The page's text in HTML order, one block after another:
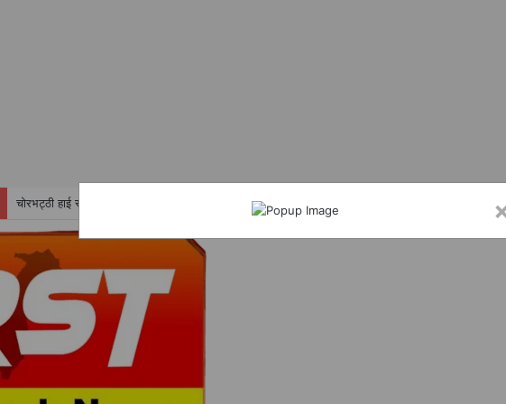
चोरभट्ठी हाई स्कूल में कक्षा 9वीं की छात्राओं को बांटी गई नि:शुल्क साइकिल